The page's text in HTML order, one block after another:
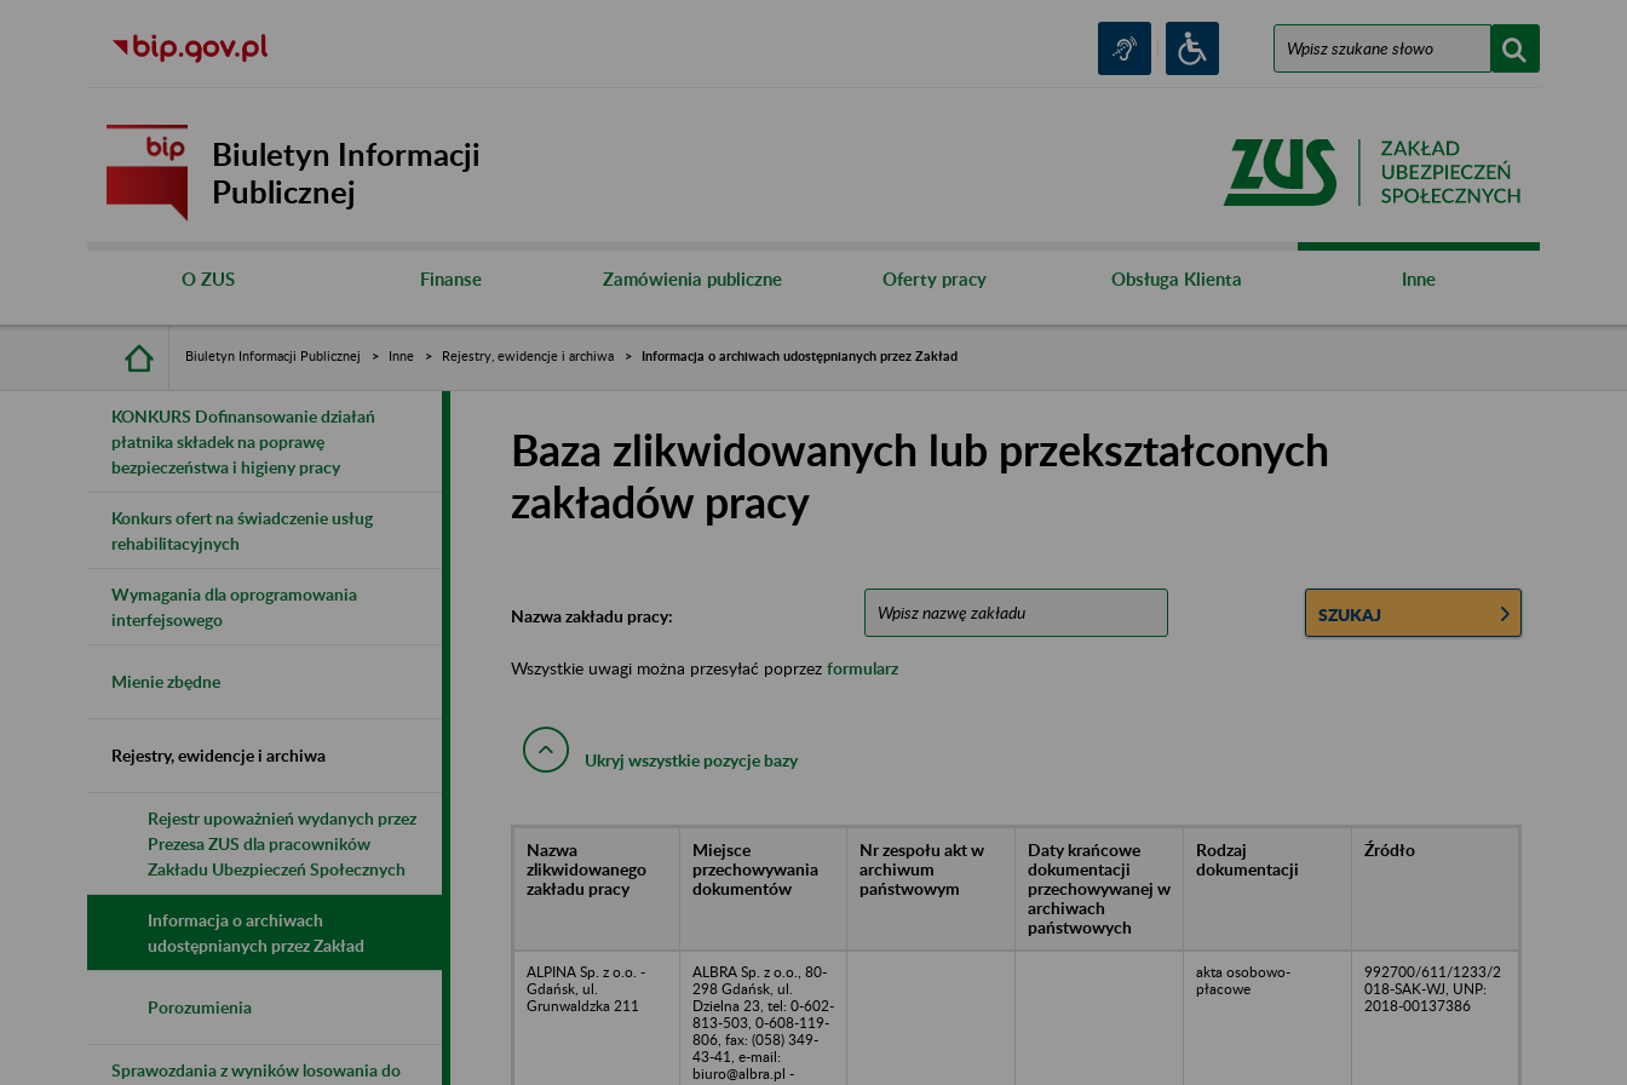
Biuletyn Informacji
Publicznej
O ZUS Finanse Zamówienia publiczne Oferty pracy Obsługa Klienta Inne
Biuletyn Informacji Publicznej Inne Rejestry, ewidencje i archiwa Informacja o archiwach udostępnianych przez Zakład
KONKURS Dofinansowanie działań
płatnika składek na poprawę
bezpieczeństwa i higieny pracy
Konkurs ofert na świadczenie usług
rehabilitacyjnych
Wymagania dla oprogramowania
interfejsowego
Mienie zbędne
Rejestry, ewidencje i archiwa
Rejestr upoważnień wydanych przez
Prezesa ZUS dla pracowników
Zakładu Ubezpieczeń Społecznych
Informacja o archiwach
udostępnianych przez Zakład
Porozumienia
Sprawozdania z wyników losowania do
Baza zlikwidowanych lub przekształconych
zakładów pracy
Nazwa zakładu pracy: SZUKAJ
Wszystkie uwagi można przesyłać poprzez formularz
Ukryj wszystkie pozycje bazy
Nazwa
zlikwidowanego
zakładu pracy
Miejsce
przechowywania
dokumentów
Nr zespołu akt w
archiwum
państwowym
Daty krańcowe
dokumentacji
przechowywanej w
archiwach
państwowych
Rodzaj
dokumentacji
Źródło
ALPINA Sp. z o.o. -
Gdańsk, ul.
Grunwaldzka 211
ALBRA Sp. z o.o., 80-
298 Gdańsk, ul.
Dzielna 23, tel: 0-602-
813-503, 0-608-119-
806, fax: (058) 349-
43-41, e-mail:
biuro@albra.pl -
akta osobowo-
płacowe
992700/611/1233/2
018-SAK-WJ, UNP:
2018-00137386